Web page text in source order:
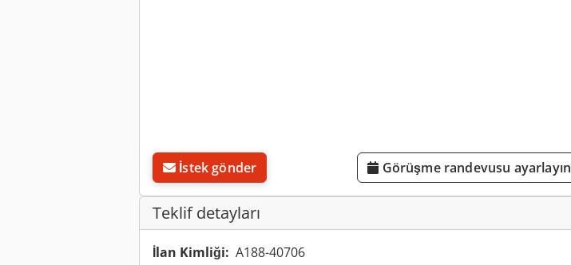
İstek gönder Görüşme randevusu ayarlayın
Teklif detayları
İlan Kimliği: A188-40706